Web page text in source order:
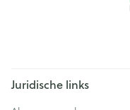
Juridische links